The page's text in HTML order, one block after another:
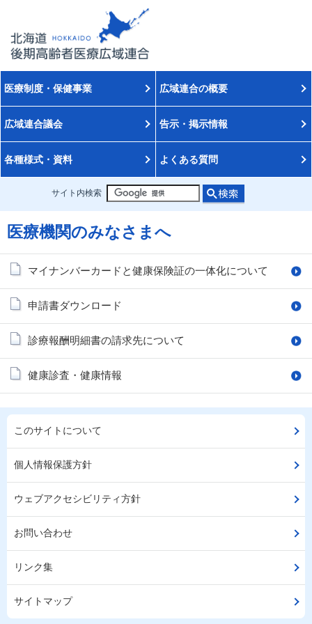
医療制度・保健事業 広域連合の概要
広域連合議会 告示・掲示情報
各種様式・資料 よくある質問
サイト内検索
医療機関のみなさまへ
マイナンバーカードと健康保険証の一体化について
申請書ダウンロード
診療報酬明細書の請求先について
健康診査・健康情報
このサイトについて
個人情報保護方針
ウェブアクセシビリティ方針
お問い合わせ
リンク集
サイトマップ